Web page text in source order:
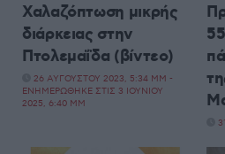
Χαλαζόπτωση μικρής
διάρκειας στην
Πτολεμαΐδα (βίντεο)
26 ΑΥΓΟΎΣΤΟΥ 2023, 5:34 ΜΜ -
ΕΝΗΜΕΡΏΘΗΚΕ ΣΤΙΣ 3 ΙΟΥΝΊΟΥ
2025, 6:40 ΜΜ